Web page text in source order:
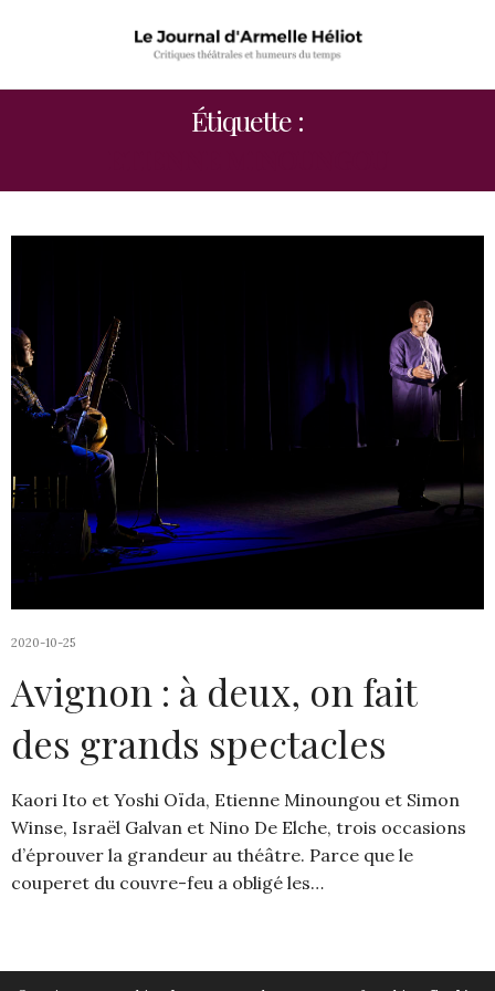
Étiquette :
2020-10-25
Avignon : à deux, on fait
des grands spectacles
Kaori Ito et Yoshi Oïda, Etienne Minoungou et Simon
Winse, Israël Galvan et Nino De Elche, trois occasions
d’éprouver la grandeur au théâtre. Parce que le
couperet du couvre-feu a obligé les…